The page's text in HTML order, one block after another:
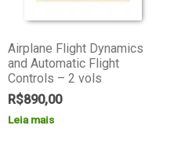
Airplane Flight Dynamics
and Automatic Flight
Controls – 2 vols
R$890,00
Leia mais